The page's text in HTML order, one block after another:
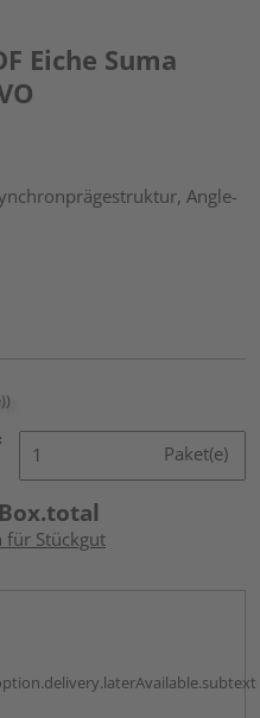
Eiche Suma
Angle-
Paket(e)
für Stückgut